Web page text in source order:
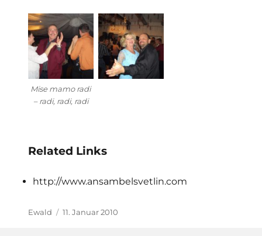
Mise mamo radi
– radi, radi, radi
Related Links
http://www.ansambelsvetlin.com
Autor
Ewald
Veröffentlicht
11. Januar 2010